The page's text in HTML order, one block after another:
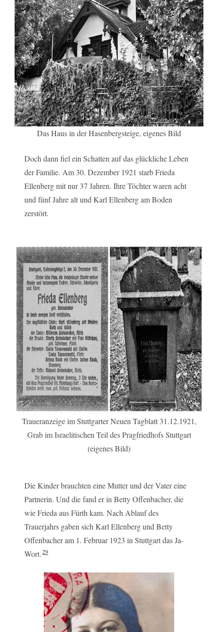
Das Haus in der Hasenbergsteige, eigenes Bild
Doch dann fiel ein Schatten auf das glückliche Leben
der Familie. Am 30. Dezember 1921 starb Frieda
Ellenberg mit nur 37 Jahren. Ihre Töchter waren acht
und fünf Jahre alt und Karl Ellenberg am Boden
zerstört.
Traueranzeige im Stuttgarter Neuen Tagblatt 31.12.1921,
Grab im Israelitischen Teil des Pragfriedhofs Stuttgart
(eigenes Bild)
Die Kinder brauchten eine Mutter und der Vater eine
Partnerin. Und die fand er in Betty Offenbacher, die
wie Frieda aus Fürth kam. Nach Ablauf des
Trauerjahrs gaben sich Karl Ellenberg und Betty
Offenbacher am 1. Februar 1923 in Stuttgart das Ja-
Wort.29